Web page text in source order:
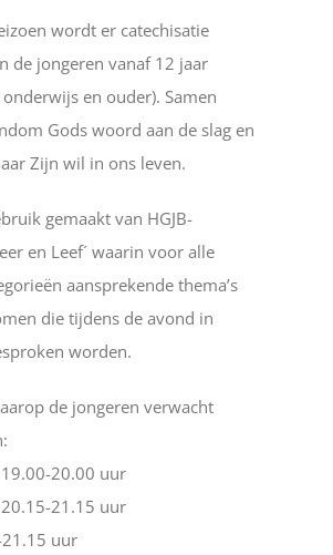
wordt er catechisatie
de jongeren vanaf 12 jaar
en ouder). Samen
Gods woord aan de slag en
Zijn wil in ons leven.
gemaakt van HGJB-
en Leef´ waarin voor alle
aansprekende thema’s
die tijdens de avond in
worden.
de jongeren verwacht
20.00 uur
21.15 uur
uur